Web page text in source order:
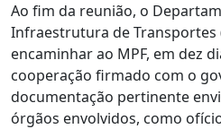
Ao fim da reunião, o
Infraestrutura de Transportes
encaminhar ao MPF, em dez
cooperação firmado com o
documentação pertinente
órgãos envolvidos, como